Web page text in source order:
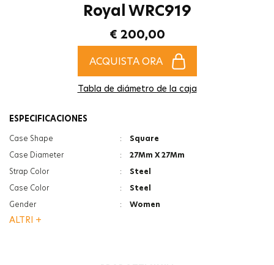
Royal WRC919
€ 200,00
ACQUISTA ORA
Tabla de diámetro de la caja
ESPECIFICACIONES
Case Shape :
Square
Case Diameter
:
27Mm X 27Mm
Strap Color
:
Steel
Case Color
:
Steel
Gender
:
Women
Strap Type
ALTRI +